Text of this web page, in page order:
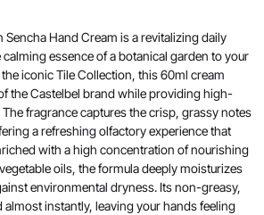
Sencha Hand Cream is a revitalizing daily
essence of a botanical garden to your
iconic Tile Collection, this 60ml cream
the Castelbel brand while providing high-
fragrance captures the crisp, grassy notes
a refreshing olfactory experience that
with a high concentration of nourishing
oils, the formula deeply moisturizes
environmental dryness. Its non-greasy,
almost instantly, leaving your hands feeling